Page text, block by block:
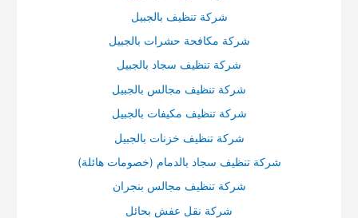
شركة تنظيف بالجبيل
شركة مكافحة حشرات بالجبيل
شركة تنظيف سجاد بالجبيل
شركة تنظيف مجالس بالجبيل
شركة تنظيف مكيفات بالجبيل
شركة تنظيف خزنات بالجبيل
شركة تنظيف سجاد بالدمام (خصومات هائلة)
شركة تنظيف مجالس بنجران
شركة نقل عفش بحائل